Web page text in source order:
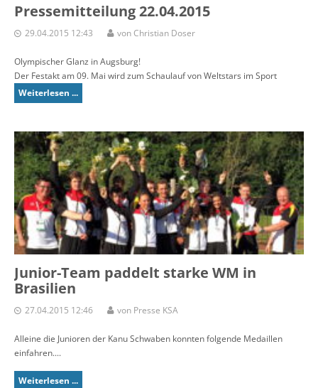
Pressemitteilung 22.04.2015
29.04.2015 12:43 von Christian Doser
Olympischer Glanz in Augsburg!
Der Festakt am 09. Mai wird zum Schaulauf von Weltstars im Sport
Weiterlesen ...
Junior-Team paddelt starke WM in
Brasilien
27.04.2015 12:46 von Presse KSA
Alleine die Junioren der Kanu Schwaben konnten folgende Medaillen
einfahren....
Weiterlesen ...